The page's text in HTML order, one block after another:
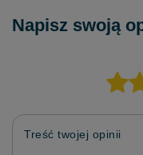
Napisz swoją
Treść twojej opinii